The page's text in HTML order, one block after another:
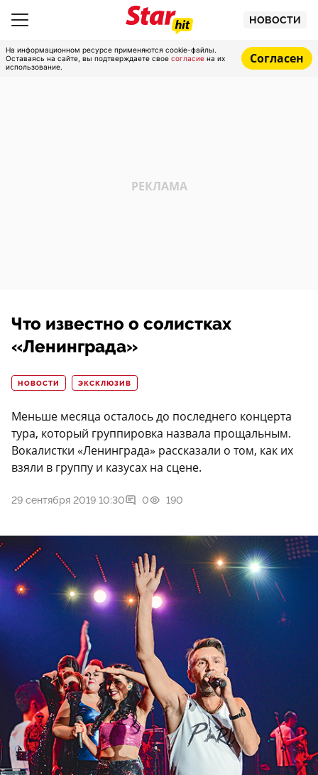
НОВОСТИ
На информационном ресурсе применяются cookie-файлы.
Оставаясь на сайте, вы подтверждаете свое согласие на их
использование.
Согласен
Что известно о солистках
«Ленинграда»
НОВОСТИ ЭКСКЛЮЗИВ
Меньше месяца осталось до последнего концерта
тура, который группировка назвала прощальным.
Вокалистки «Ленинграда» рассказали о том, как их
взяли в группу и казусах на сцене.
29 сентября 2019 10:30 0 190